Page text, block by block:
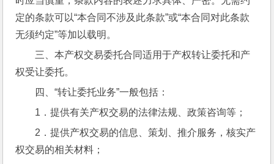
定的条款可以“本合同不涉及此条款”或“本合同对此条款
无须约定”等加以载明。
三、本产权交易委托合同适用于产权转让委托和产
权受让委托。
四、“转让委托业务”一般包括：
1．提供有关产权交易的法律法规、政策咨询等；
2．提供产权交易的信息、策划、推介服务，核实产
权交易的相关材料；